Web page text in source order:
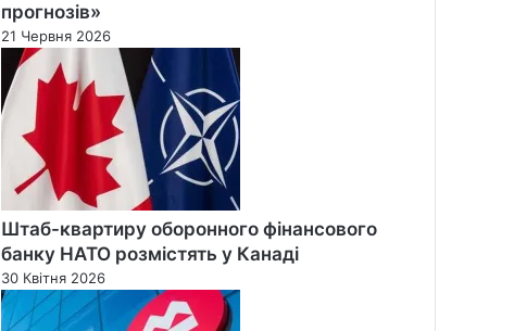
прогнозів»
21 Червня 2026
Штаб-квартиру оборонного фінансового
банку НАТО розмістять у Канаді
30 Квітня 2026